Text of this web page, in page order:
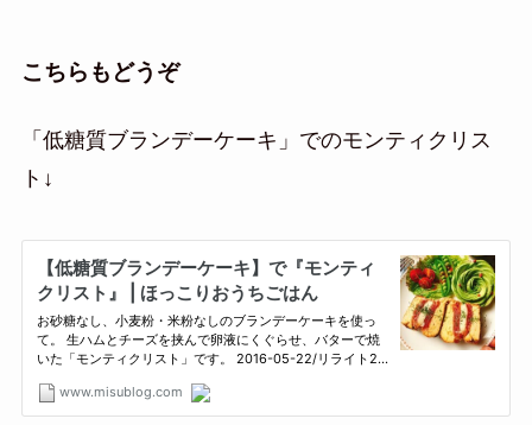
こちらもどうぞ
「低糖質ブランデーケーキ」でのモンティクリス
ト↓